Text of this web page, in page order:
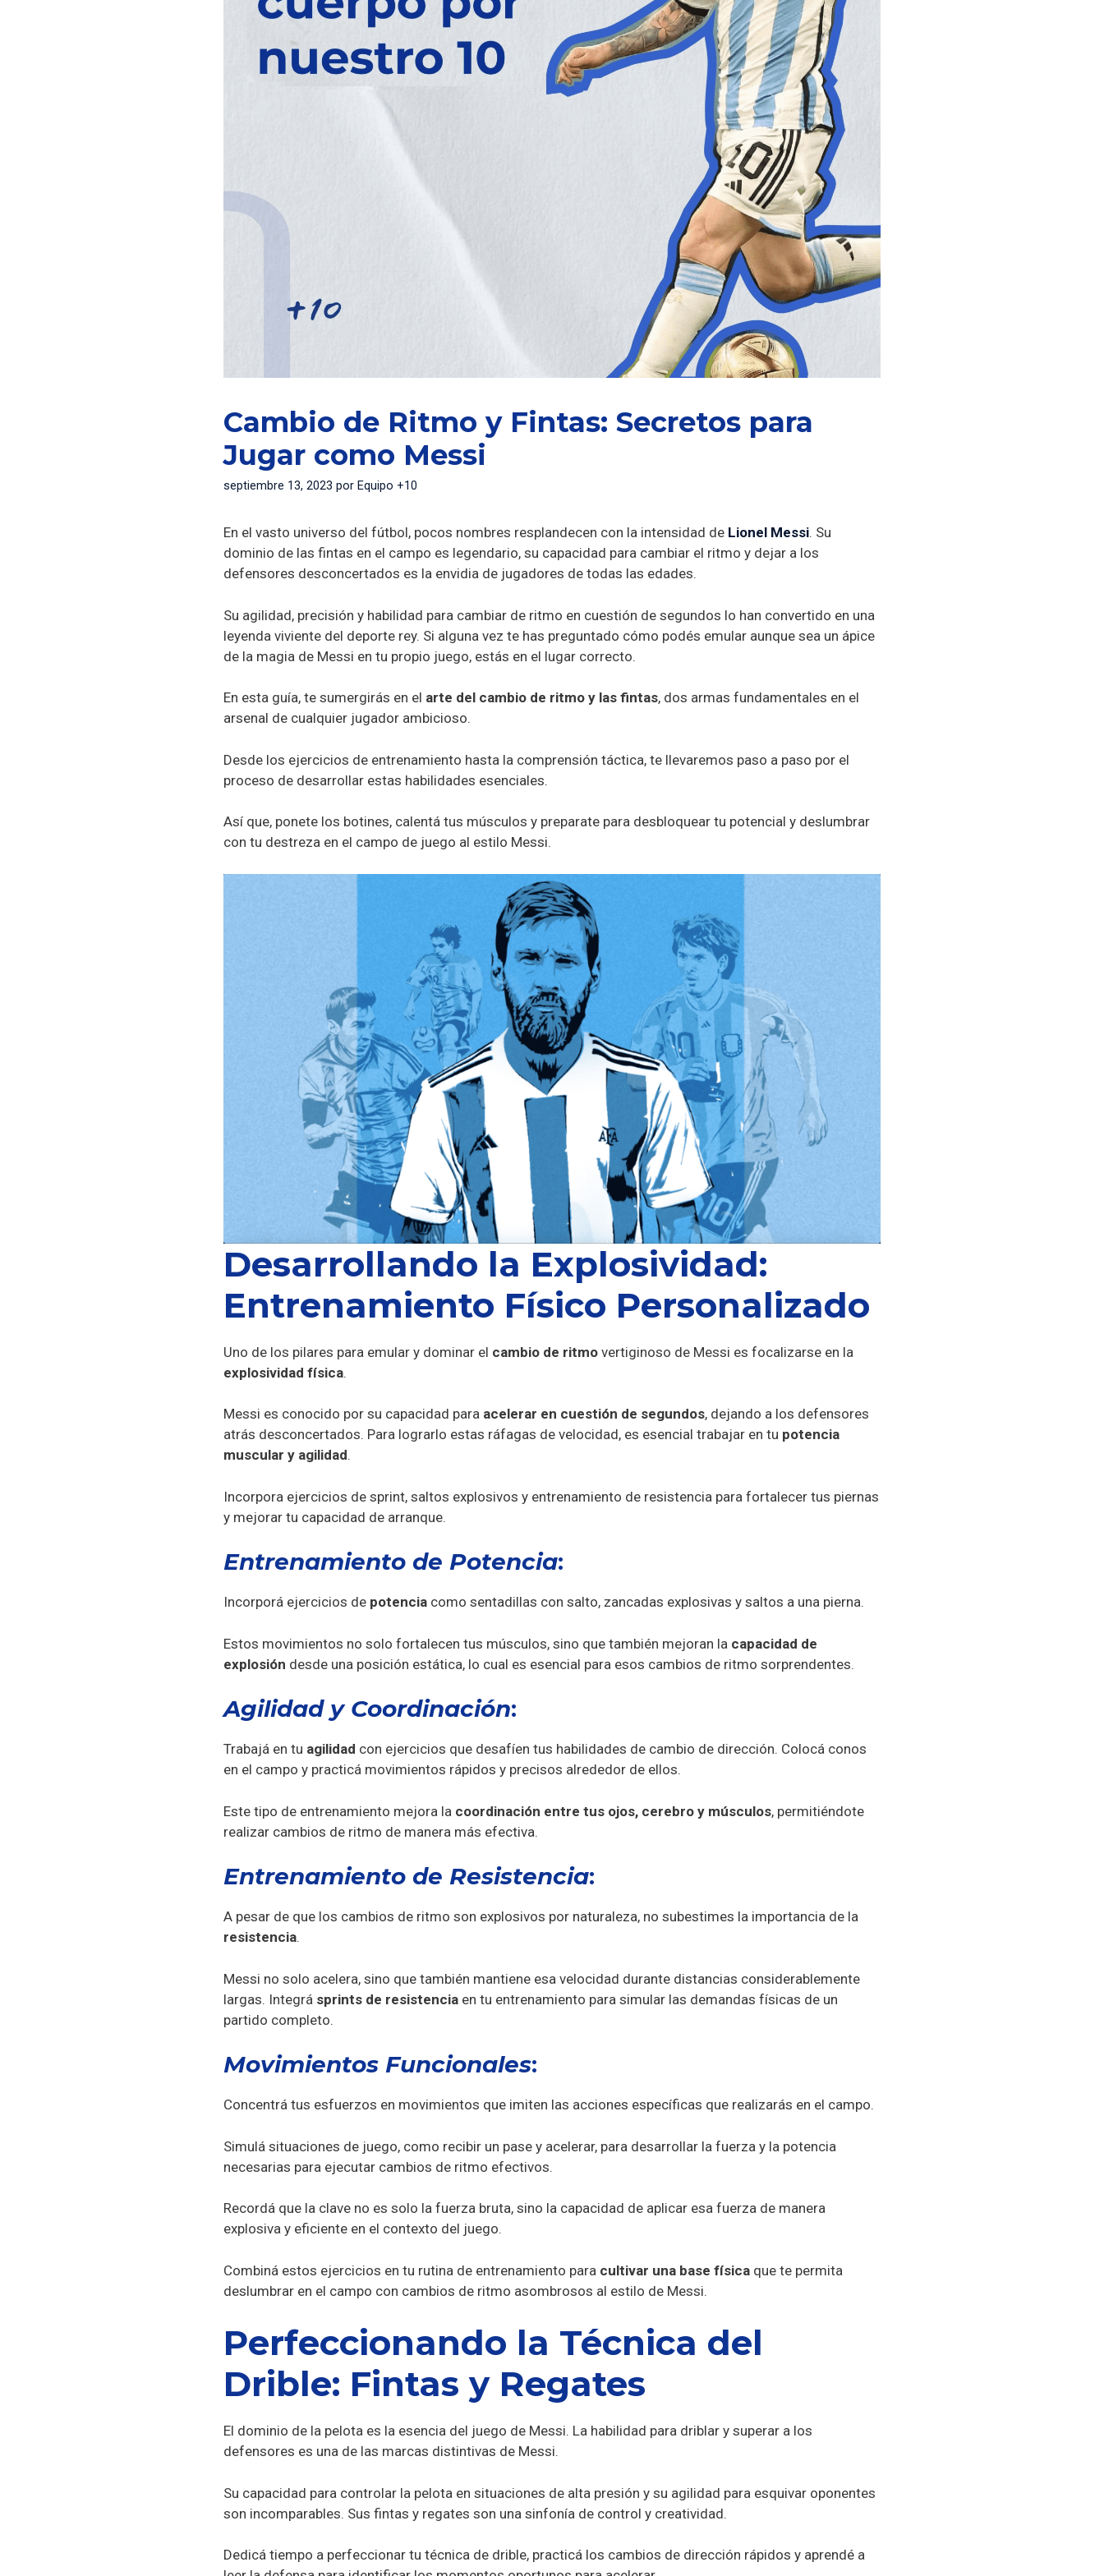
Cambio de Ritmo y Fintas: Secretos para
Jugar como Messi
septiembre 13, 2023 por Equipo +10
En el vasto universo del fútbol, pocos nombres resplandecen con la intensidad de Lionel Messi. Su
dominio de las fintas en el campo es legendario, su capacidad para cambiar el ritmo y dejar a los
defensores desconcertados es la envidia de jugadores de todas las edades.
Su agilidad, precisión y habilidad para cambiar de ritmo en cuestión de segundos lo han convertido en una
leyenda viviente del deporte rey. Si alguna vez te has preguntado cómo podés emular aunque sea un ápice
de la magia de Messi en tu propio juego, estás en el lugar correcto.
En esta guía, te sumergirás en el arte del cambio de ritmo y las fintas, dos armas fundamentales en el
arsenal de cualquier jugador ambicioso.
Desde los ejercicios de entrenamiento hasta la comprensión táctica, te llevaremos paso a paso por el
proceso de desarrollar estas habilidades esenciales.
Así que, ponete los botines, calentá tus músculos y preparate para desbloquear tu potencial y deslumbrar
con tu destreza en el campo de juego al estilo Messi.
Desarrollando la Explosividad:
Entrenamiento Físico Personalizado
Uno de los pilares para emular y dominar el cambio de ritmo vertiginoso de Messi es focalizarse en la
explosividad física.
Messi es conocido por su capacidad para acelerar en cuestión de segundos, dejando a los defensores
atrás desconcertados. Para lograrlo estas ráfagas de velocidad, es esencial trabajar en tu potencia
muscular y agilidad.
Incorpora ejercicios de sprint, saltos explosivos y entrenamiento de resistencia para fortalecer tus piernas
y mejorar tu capacidad de arranque.
Entrenamiento de Potencia:
Incorporá ejercicios de potencia como sentadillas con salto, zancadas explosivas y saltos a una pierna.
Estos movimientos no solo fortalecen tus músculos, sino que también mejoran la capacidad de
explosión desde una posición estática, lo cual es esencial para esos cambios de ritmo sorprendentes.
Agilidad y Coordinación:
Trabajá en tu agilidad con ejercicios que desafíen tus habilidades de cambio de dirección. Colocá conos
en el campo y practicá movimientos rápidos y precisos alrededor de ellos.
Este tipo de entrenamiento mejora la coordinación entre tus ojos, cerebro y músculos, permitiéndote
realizar cambios de ritmo de manera más efectiva.
Entrenamiento de Resistencia:
A pesar de que los cambios de ritmo son explosivos por naturaleza, no subestimes la importancia de la
resistencia.
Messi no solo acelera, sino que también mantiene esa velocidad durante distancias considerablemente
largas. Integrá sprints de resistencia en tu entrenamiento para simular las demandas físicas de un
partido completo.
Movimientos Funcionales:
Concentrá tus esfuerzos en movimientos que imiten las acciones específicas que realizarás en el campo.
Simulá situaciones de juego, como recibir un pase y acelerar, para desarrollar la fuerza y la potencia
necesarias para ejecutar cambios de ritmo efectivos.
Recordá que la clave no es solo la fuerza bruta, sino la capacidad de aplicar esa fuerza de manera
explosiva y eficiente en el contexto del juego.
Combiná estos ejercicios en tu rutina de entrenamiento para cultivar una base física que te permita
deslumbrar en el campo con cambios de ritmo asombrosos al estilo de Messi.
Perfeccionando la Técnica del
Drible: Fintas y Regates
El dominio de la pelota es la esencia del juego de Messi. La habilidad para driblar y superar a los
defensores es una de las marcas distintivas de Messi.
Su capacidad para controlar la pelota en situaciones de alta presión y su agilidad para esquivar oponentes
son incomparables. Sus fintas y regates son una sinfonía de control y creatividad.
Dedicá tiempo a perfeccionar tu técnica de drible, practicá los cambios de dirección rápidos y aprendé a